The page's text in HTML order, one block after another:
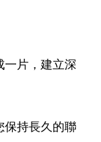
一片，建立深
保持長久的聯